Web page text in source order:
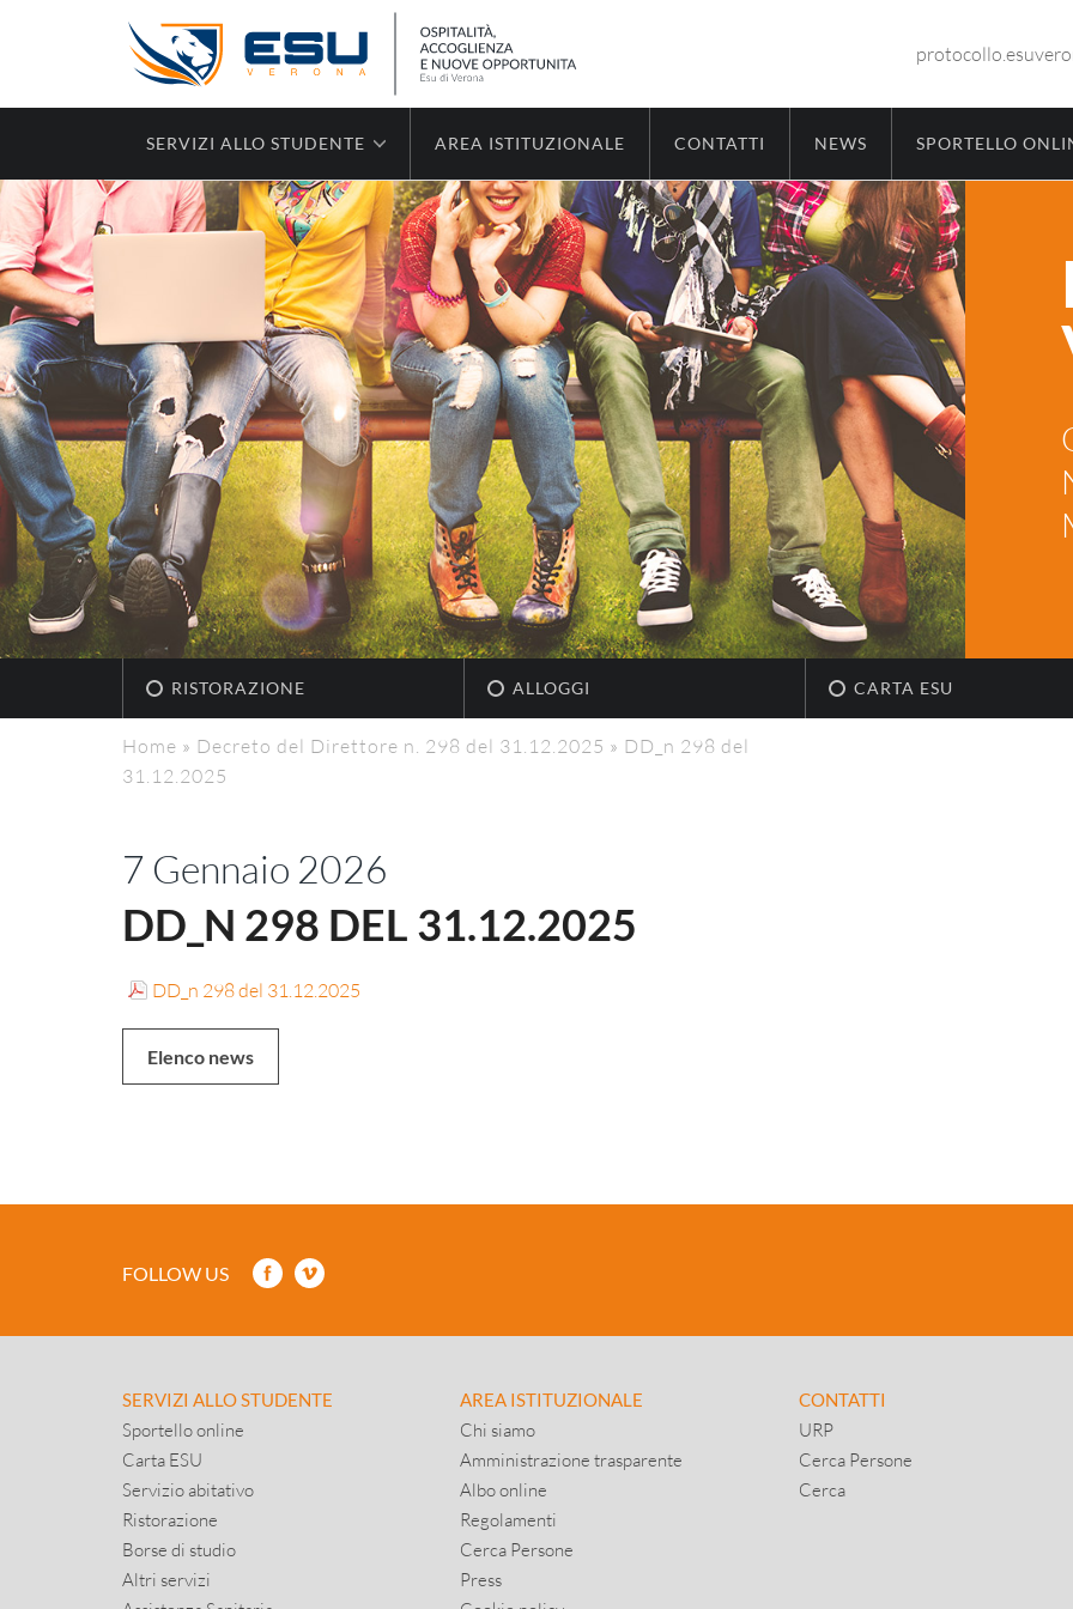
SERVIZI ALLO STUDENTE AREA ISTITUZIONALE CONTATTI NEWS SPORTELLO
RISTORAZIONE ALLOGGI CARTA ESU
Home » Decreto del Direttore n. 298 del 31.12.2025 » DD_n 298 del
31.12.2025
7 Gennaio 2026
DD_N 298 DEL 31.12.2025
DD_n 298 del 31.12.2025
Elenco news
FOLLOW US
SERVIZI ALLO STUDENTE
Sportello online
Carta ESU
Servizio abitativo
Ristorazione
Borse di studio
Altri servizi
AREA ISTITUZIONALE
Chi siamo
Amministrazione trasparente
Albo online
Regolamenti
Cerca Persone
Press
CONTATTI
URP
Cerca Persone
Cerca